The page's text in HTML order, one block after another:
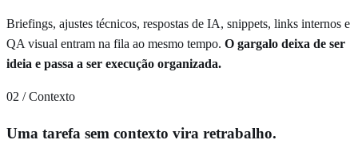
Briefings, ajustes técnicos, respostas de IA, snippets, links internos e
QA visual entram na fila ao mesmo tempo. O gargalo deixa de ser
ideia e passa a ser execução organizada.
02 / Contexto
Uma tarefa sem contexto vira retrabalho.